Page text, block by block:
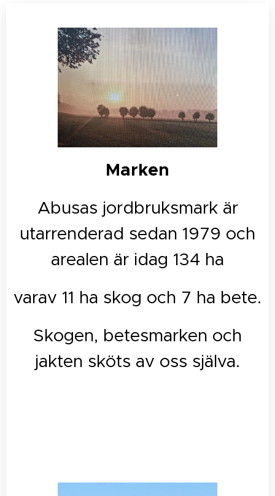
Marken
Abusas jordbruksmark är
utarrenderad sedan 1979 och
arealen är idag 134 ha
varav 11 ha skog och 7 ha bete.
Skogen, betesmarken och
jakten sköts av oss själva.